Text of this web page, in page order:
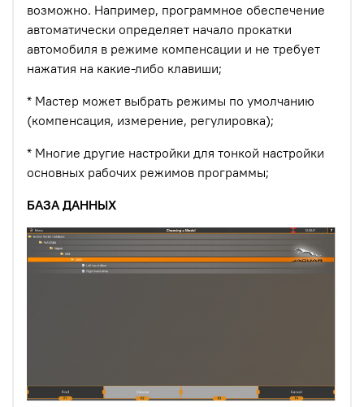
возможно. Например, программное обеспечение
автоматически определяет начало прокатки
автомобиля в режиме компенсации и не требует
нажатия на какие-либо клавиши;
* Мастер может выбрать режимы по умолчанию
(компенсация, измерение, регулировка);
* Многие другие настройки для тонкой настройки
основных рабочих режимов программы;
БАЗА ДАННЫХ